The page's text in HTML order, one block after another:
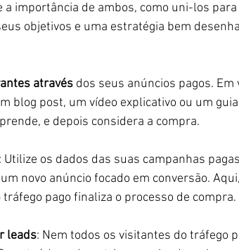
a importância de ambos, como uni-los
objetivos e uma estratégia bem
através dos seus anúncios pagos. Em
blog post, um vídeo explicativo ou um
e depois considera a compra.
: Utilize os dados das suas campanhas
novo anúncio focado em conversão.
pago finaliza o processo de compra.
leads: Nem todos os visitantes do tráfego